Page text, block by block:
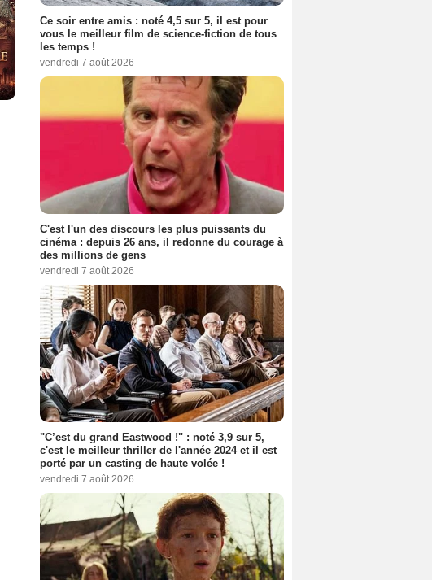
Ce soir entre amis : noté 4,5 sur 5, il est pour
vous le meilleur film de science-fiction de tous
les temps !
vendredi 7 août 2026
C'est l'un des discours les plus puissants du
cinéma : depuis 26 ans, il redonne du courage à
des millions de gens
vendredi 7 août 2026
"C’est du grand Eastwood !" : noté 3,9 sur 5,
c'est le meilleur thriller de l'année 2024 et il est
porté par un casting de haute volée !
vendredi 7 août 2026